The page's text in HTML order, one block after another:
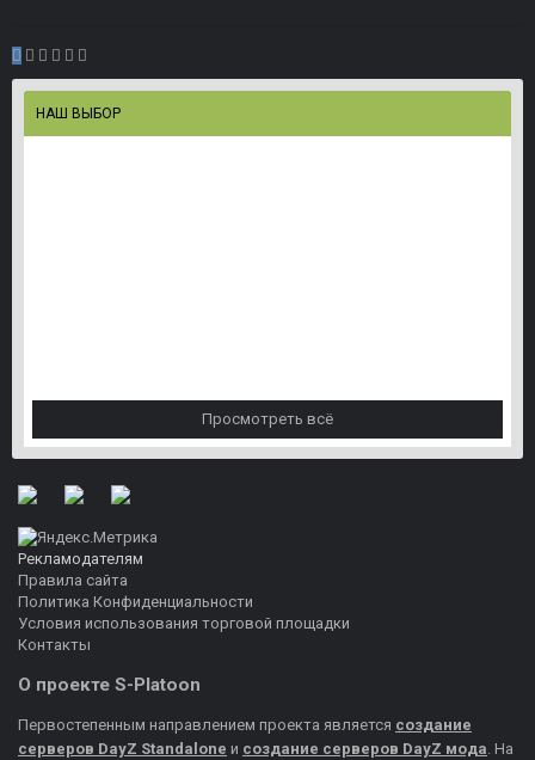
НАШ ВЫБОР
Просмотреть всё
Рекламодателям
Правила сайта
Политика Конфиденциальности
Условия использования торговой площадки
Контакты
О проекте S-Platoon
Первостепенным направлением проекта является создание
серверов DayZ Standalone и создание серверов DayZ мода. На